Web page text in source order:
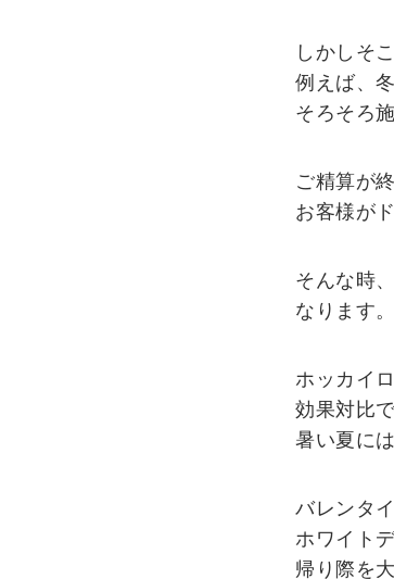
しかしそ
例えば、
そろそろ
ご精算が
お客様が
そんな時
なります。
ホッカイ
効果対比
暑い夏に
バレンタ
ホワイト
帰り際を